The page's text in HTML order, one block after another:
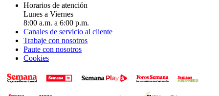
Horarios de atención
Lunes a Viernes
8:00 a.m. a 6:00 p.m.
Canales de servicio al cliente
Trabaje con nosotros
Paute con nosotros
Cookies